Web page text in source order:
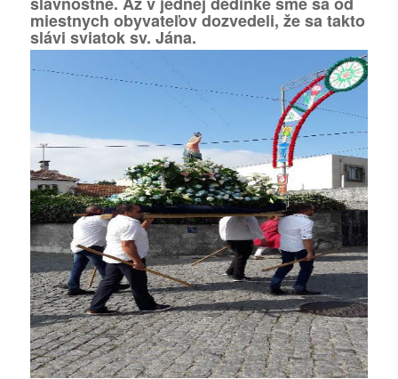
miestnych obyvateľov dozvedeli, že sa takto
slávi sviatok sv. Jána.